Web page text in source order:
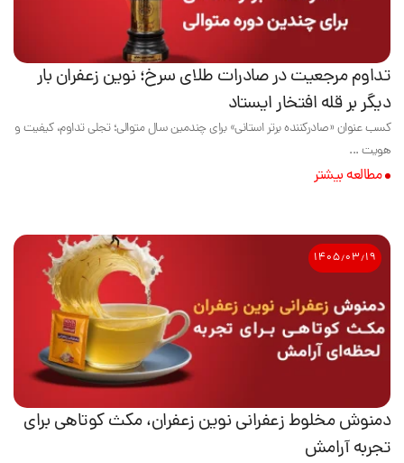
تداوم مرجعیت در صادرات طلای سرخ؛ نوین زعفران بار
دیگر بر قله افتخار ایستاد
کسب عنوان «صادرکننده برتر استانی» برای چندمین سال متوالی؛ تجلی تداوم، کیفیت و
هویت ...
مطالعه بیشتر
۱۴۰۵٫۰۳٫۱۹
دمنوش مخلوط زعفرانی نوین زعفران، مکث کوتاهی برای
تجربه آرامش